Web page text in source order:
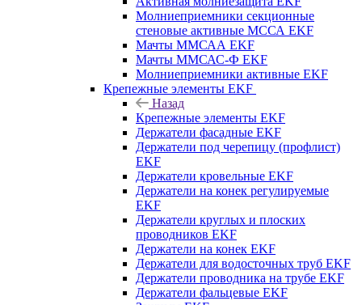
Молниеприемники секционные
стеновые активные МССА EKF
Мачты ММСАА EKF
Мачты ММСАС-Ф EKF
Молниеприемники активные EKF
Крепежные элементы EKF
Назад
Крепежные элементы EKF
Держатели фасадные EKF
Держатели под черепицу (профлист)
EKF
Держатели кровельные EKF
Держатели на конек регулируемые
EKF
Держатели круглых и плоских
проводников EKF
Держатели на конек EKF
Держатели для водосточных труб EKF
Держатели проводника на трубе EKF
Держатели фальцевые EKF